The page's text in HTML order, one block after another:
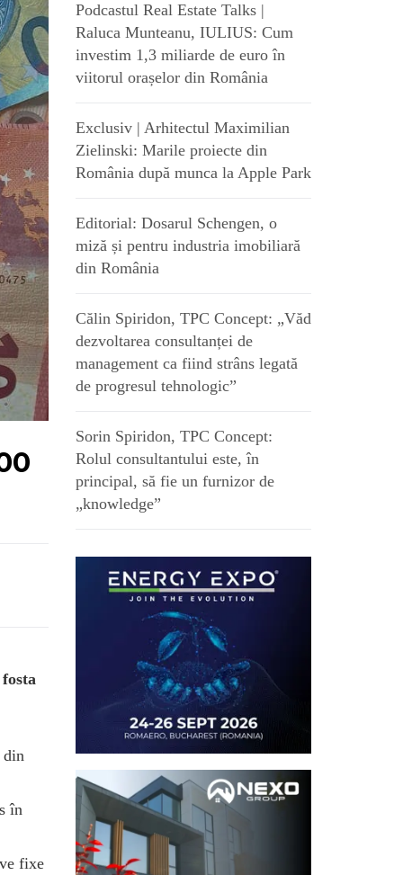
din
în
fixe
Podcastul Real Estate Talks |
Raluca Munteanu, IULIUS: Cum
investim 1,3 miliarde de euro în
viitorul orașelor din România
Exclusiv | Arhitectul Maximilian
Zielinski: Marile proiecte din
România după munca la Apple Park
Editorial: Dosarul Schengen, o
miză și pentru industria imobiliară
din România
Călin Spiridon, TPC Concept: „Văd
dezvoltarea consultanței de
management ca fiind strâns legată
de progresul tehnologic”
Sorin Spiridon, TPC Concept:
Rolul consultantului este, în
principal, să fie un furnizor de
„knowledge”